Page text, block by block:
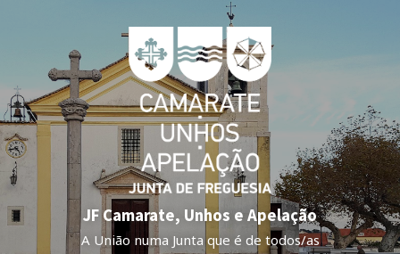
JF Camarate, Unhos e Apelação
A União numa Junta que é de todos/as